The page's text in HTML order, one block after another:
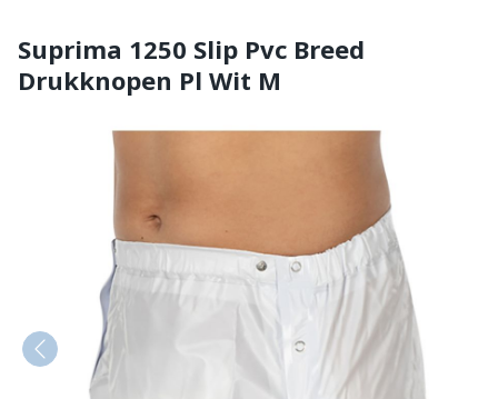
Suprima 1250 Slip Pvc Breed
Drukknopen Pl Wit M